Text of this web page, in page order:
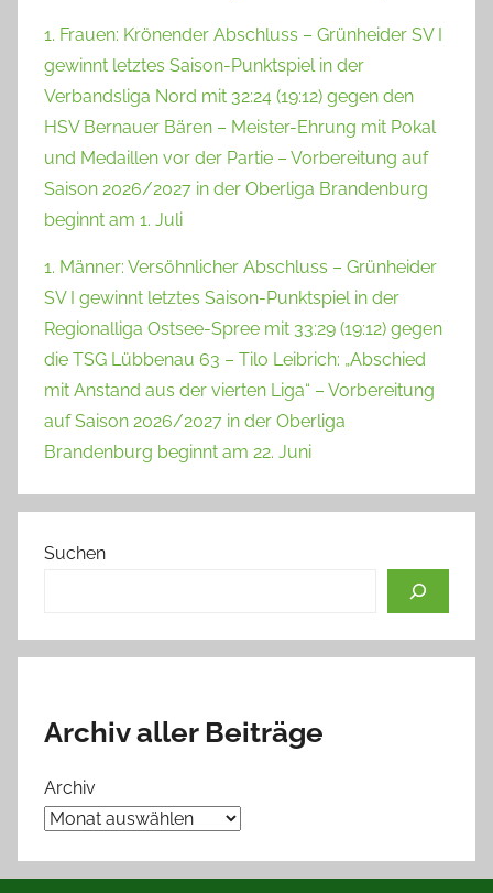
1. Frauen: Krönender Abschluss – Grünheider SV I
gewinnt letztes Saison-Punktspiel in der
Verbandsliga Nord mit 32:24 (19:12) gegen den
HSV Bernauer Bären – Meister-Ehrung mit Pokal
und Medaillen vor der Partie – Vorbereitung auf
Saison 2026/2027 in der Oberliga Brandenburg
beginnt am 1. Juli
1. Männer: Versöhnlicher Abschluss – Grünheider
SV I gewinnt letztes Saison-Punktspiel in der
Regionalliga Ostsee-Spree mit 33:29 (19:12) gegen
die TSG Lübbenau 63 – Tilo Leibrich: „Abschied
mit Anstand aus der vierten Liga“ – Vorbereitung
auf Saison 2026/2027 in der Oberliga
Brandenburg beginnt am 22. Juni
Suchen
Archiv aller Beiträge
Archiv